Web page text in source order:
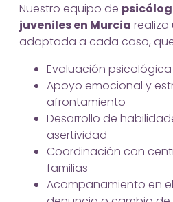
Nuestro equipo de
juveniles en Murcia realiza
adaptada a cada caso,
Evaluación
Apoyo emocional y
afrontamiento
Desarrollo de
asertividad
Coordinación con
familias
Acompañamiento en